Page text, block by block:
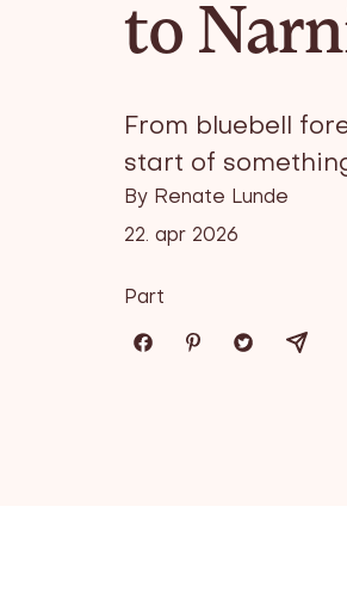
to
From bluebell
start of
By Renate Lunde
22. apr 2026
Part